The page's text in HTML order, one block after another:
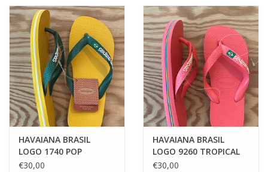
Cadeaubonnen
METEN IS WETEN!
#MYCLIENTSARETHECUTEST
HAVAIANA BRASIL
LOGO 1740 POP
YELLOW
€30,00
HAVAIANA BRASIL
LOGO 9260 TROPICAL
CORAIL
€30,00